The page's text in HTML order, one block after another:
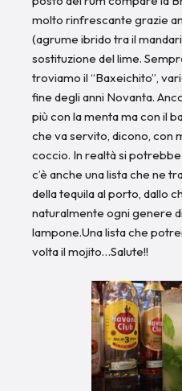
molto rinfrescante grazie
(agrume ibrido tra il
sostituzione del lime.
troviamo il “Baxeichito”,
fine degli anni Novanta.
più con la menta ma con il
che va servito, dicono, con
coccio. In realtà si
c’è anche una lista che ne
della tequila al porto, dallo
naturalmente ogni genere
lampone.Una lista che
volta il mojito…Salute!!